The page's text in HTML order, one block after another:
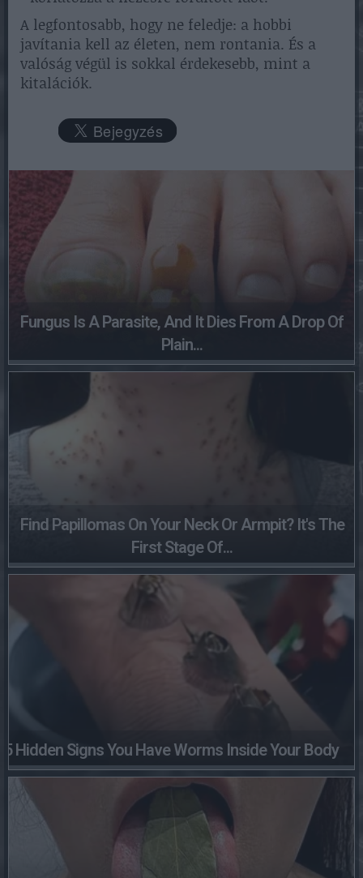
A legfontosabb, hogy ne feledje: a hobbi
javítania kell az életen, nem rontania. És a
valóság végül is sokkal érdekesebb, mint a
kitalációk.
Fungus Is A Parasite, And It Dies From A Drop Of
Plain...
Find Papillomas On Your Neck Or Armpit? It's The
First Stage Of...
5 Hidden Signs You Have Worms Inside Your Body